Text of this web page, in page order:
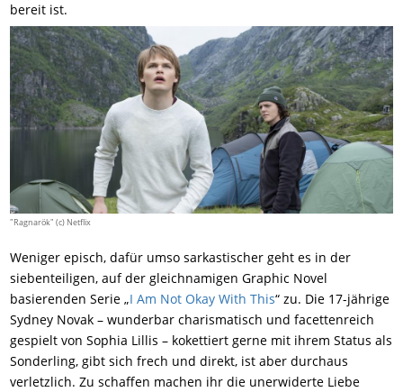
bereit ist.
"Ragnarök" (c) Netflix
Weniger episch, dafür umso sarkastischer geht es in der
siebenteiligen, auf der gleichnamigen Graphic Novel
basierenden Serie „I Am Not Okay With This“ zu. Die 17-jährige
Sydney Novak – wunderbar charismatisch und facettenreich
gespielt von Sophia Lillis – kokettiert gerne mit ihrem Status als
Sonderling, gibt sich frech und direkt, ist aber durchaus
verletzlich. Zu schaffen machen ihr die unerwiderte Liebe